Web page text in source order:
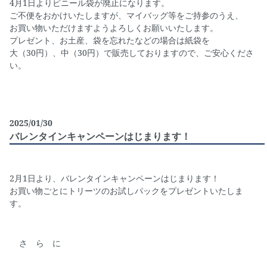
4月1日よりビニール袋が廃止になります。
ご不便をおかけいたしますが、マイバッグ等をご持参のうえ、
お買い物いただけますようよろしくお願いいたします。
プレゼント、お土産、袋を忘れたなどの場合は紙袋を
大（30円）、中（30円）で販売しておりますので、ご安心くださ
い。
2025/01/30
バレンタインキャンペーンはじまります！
2月1日より、バレンタインキャンペーンはじまります！
お買い物ごとにトリーツのお試しパックをプレゼントいたしま
す。
さ ら に